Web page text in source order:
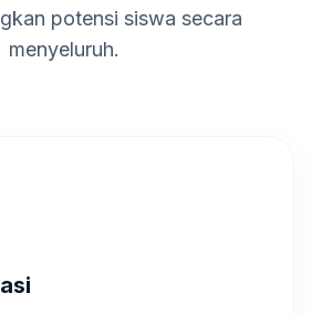
potensi siswa secara
menyeluruh.